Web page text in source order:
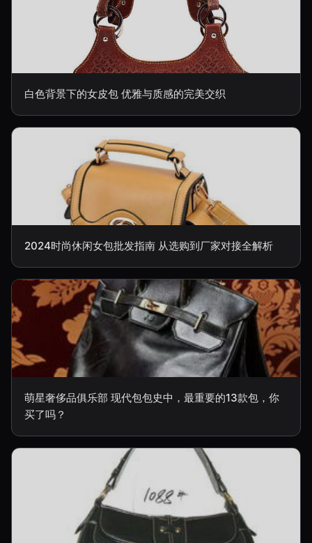
白色背景下的女皮包 优雅与质感的完美交织
2024时尚休闲女包批发指南 从选购到厂家对接全解析
萌星奢侈品俱乐部 现代包包史中，最重要的13款包，你
买了吗？